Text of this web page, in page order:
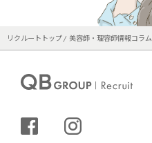
リクルートトップ 美容師・理容師情報コラム
シェアする